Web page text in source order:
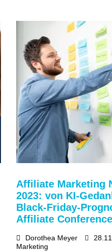
Affiliate Marketing
2023: von KI-
Black-Friday-
Affiliate
Dorothea Meyer
Marketing